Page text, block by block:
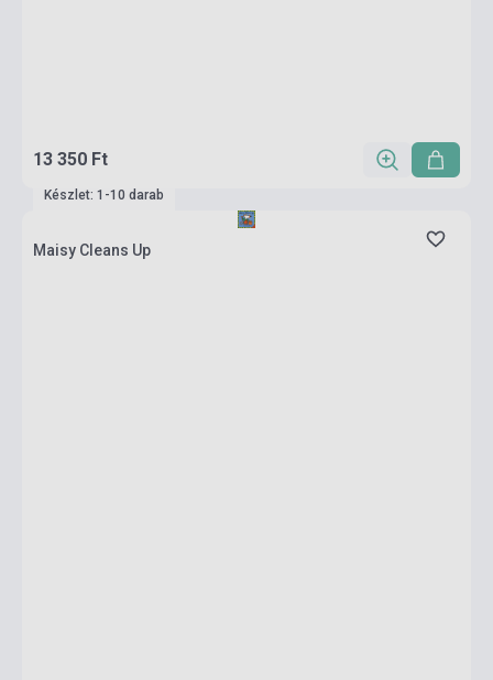
13 350 Ft
Készlet: 1-10 darab
Maisy Cleans Up